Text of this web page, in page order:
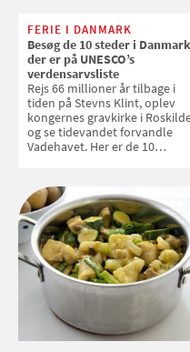
FERIE I DANMARK
Besøg de 10 steder i
der er på UNESCO’s
verdensarvsliste
Rejs 66 millioner år tilbage i
tiden på Stevns Klint, oplev
kongernes gravkirke i
og se tidevandet forvandle
Vadehavet. Her er de 10